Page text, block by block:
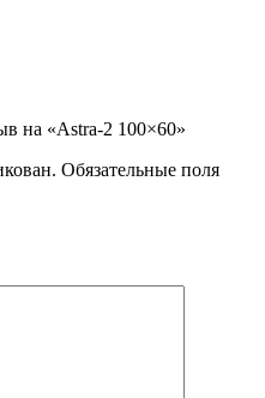
на «Astra-2 100×60»
Обязательные поля